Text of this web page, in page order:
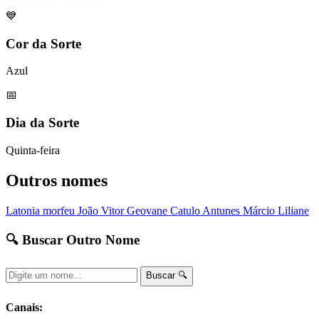
💙
Cor da Sorte
Azul
📅
Dia da Sorte
Quinta-feira
Outros nomes
Latonia morfeu João VitorGeovane Catulo Antunes Márcio Liliane
🔍 Buscar Outro Nome
Buscar 🔍
Canais: